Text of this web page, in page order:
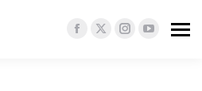
Facebook
X
Instagram
YouTube